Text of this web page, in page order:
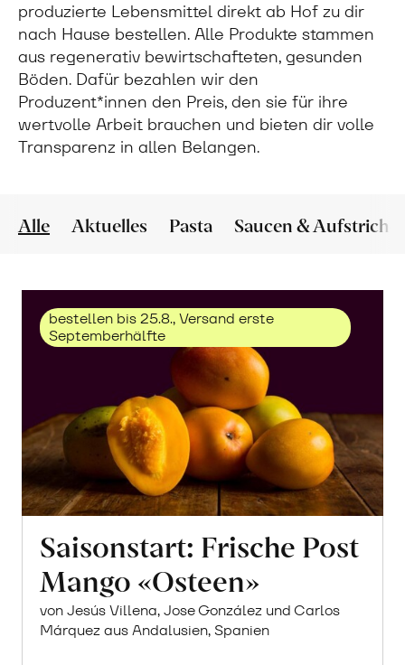
produzierte Lebensmittel direkt ab Hof zu dir
nach Hause bestellen. Alle Produkte stammen
aus regenerativ bewirtschafteten, gesunden
Böden. Dafür bezahlen wir den
Produzent*innen den Preis, den sie für ihre
wertvolle Arbeit brauchen und bieten dir volle
Transparenz in allen Belangen.
Alle Aktuelles Pasta Saucen & Aufstriche
bestellen bis 25.8., Versand erste
Septemberhälfte
Saisonstart: Frische Post
Mango «Osteen»
von Jesús Villena, Jose González und Carlos
Márquez aus Andalusien, Spanien